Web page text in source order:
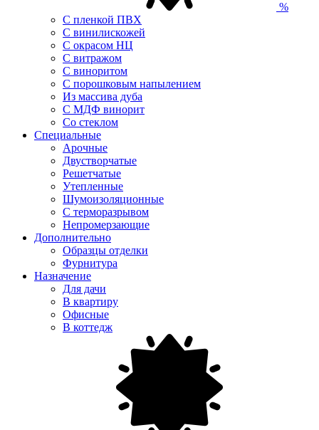
%
С пленкой ПВХ
С винилискожей
С окрасом НЦ
С витражом
С виноритом
С порошковым напылением
Из массива дуба
С МДФ винорит
Со стеклом
Специальные
Арочные
Двустворчатые
Решетчатые
Утепленные
Шумоизоляционные
С терморазрывом
Непромерзающие
Дополнительно
Образцы отделки
Фурнитура
Назначение
Для дачи
В квартиру
Офисные
В коттедж